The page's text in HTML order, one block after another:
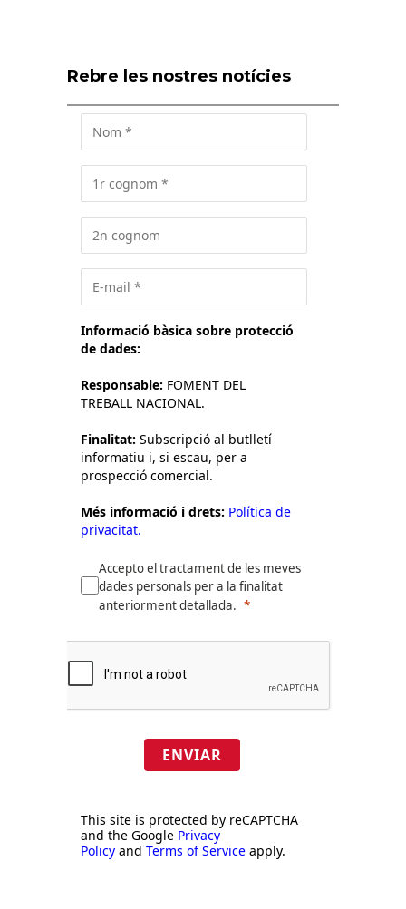
Rebre les nostres notícies
Informació bàsica sobre protecció
de dades:
Responsable: FOMENT DEL
TREBALL NACIONAL.
Finalitat: Subscripció al butlletí
informatiu i, si escau, per a
prospecció comercial.
Més informació i drets: Política de
privacitat.
Accepto el tractament de les meves
dades personals per a la finalitat
anteriorment detallada.
ENVIAR
This site is protected by reCAPTCHA
and the Google Privacy
Policy and Terms of Service apply.